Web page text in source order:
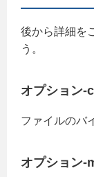
後から詳細を
う。
オプション-
ファイルのバ
オプション-